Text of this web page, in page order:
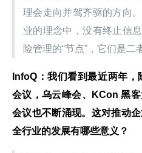
理会走向并驾齐驱的方向
业的理念中，没有终止信
险管理的“节点”，它们是二
InfoQ：我们看到最近两年
会议，乌云峰会、KCon 黑
会议也不断涌现。这对推动
全行业的发展有哪些意义？